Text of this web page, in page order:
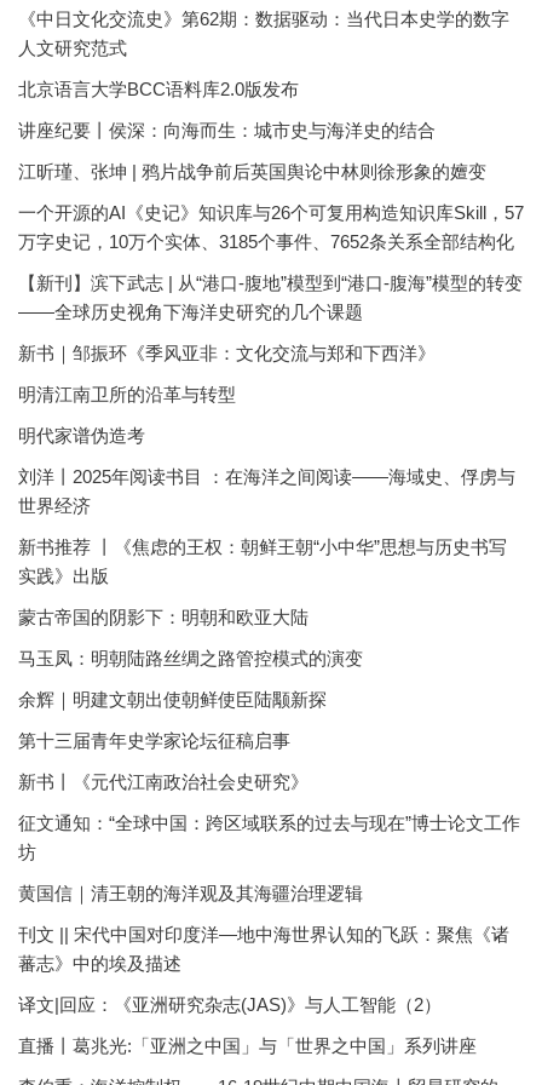
《中日文化交流史》第62期：数据驱动：当代日本史学的数字
人文研究范式
北京语言大学BCC语料库2.0版发布
讲座纪要丨侯深：向海而生：城市史与海洋史的结合
江昕瑾、张坤 | 鸦片战争前后英国舆论中林则徐形象的嬗变
一个开源的AI《史记》知识库与26个可复用构造知识库Skill，57
万字史记，10万个实体、3185个事件、7652条关系全部结构化
【新刊】滨下武志 | 从“港口-腹地”模型到“港口-腹海”模型的转变
——全球历史视角下海洋史研究的几个课题
新书｜邹振环《季风亚非：文化交流与郑和下西洋》
明清江南卫所的沿革与转型
明代家谱伪造考
刘洋丨2025年阅读书目 ：在海洋之间阅读——海域史、俘虏与
世界经济
新书推荐 丨《焦虑的王权：朝鲜王朝“小中华”思想与历史书写
实践》出版
蒙古帝国的阴影下：明朝和欧亚大陆
马玉凤：明朝陆路丝绸之路管控模式的演变
余辉｜明建文朝出使朝鲜使臣陆颙新探
第十三届青年史学家论坛征稿启事
新书丨《元代江南政治社会史研究》
征文通知：“全球中国：跨区域联系的过去与现在”博士论文工作
坊
黄国信｜清王朝的海洋观及其海疆治理逻辑
刊文 || 宋代中国对印度洋—地中海世界认知的飞跃：聚焦《诸
蕃志》中的埃及描述
译文|回应：《亚洲研究杂志(JAS)》与人工智能（2）
直播丨葛兆光:「亚洲之中国」与「世界之中国」系列讲座